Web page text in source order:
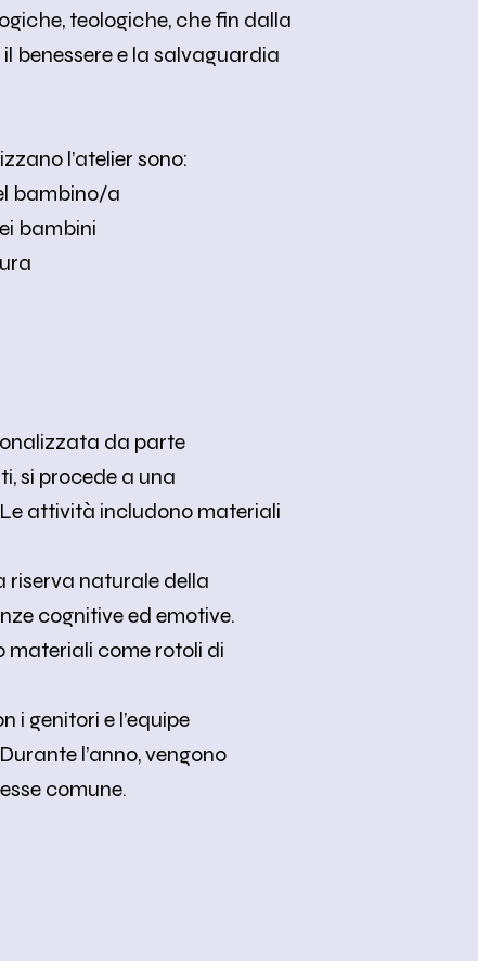
teologiche, che fin dalla
benessere e la salvaguardia
l’atelier sono:
bambino/a
bambini
da parte
si procede a una
attività includono materiali
riserva naturale della
cognitive ed emotive.
materiali come rotoli di
genitori e l’equipe
l’anno, vengono
comune.